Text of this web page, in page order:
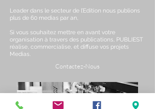
Leader dans le secteur de l’Edition nous publions
plus de 60 medias par an,
Si vous souhaitez mettre en avant votre
organisation à travers des publications, PUBLIEST
réalise, commercialise, et diffuse vos projets
Medias.
Contactez-Nous